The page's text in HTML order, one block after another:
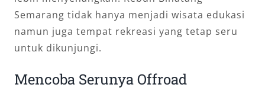
Semarang tidak hanya menjadi wisata edukasi
namun juga tempat rekreasi yang tetap seru
untuk dikunjungi.
Mencoba Serunya Offroad